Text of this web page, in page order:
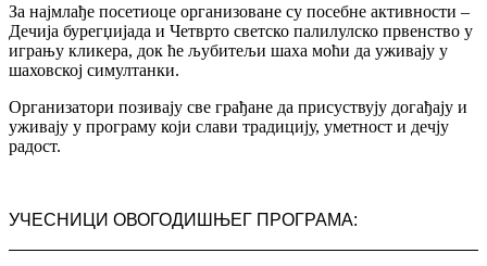
За најмлађе посетиоце организоване су посебне активности –
Дечија бурегџијада и Четврто светско палилулско првенство у
игрању кликера, док ће љубитељи шаха моћи да уживају у
шаховској симултанки.
Организатори позивају све грађане да присуствују догађају и
уживају у програму који слави традицију, уметност и дечју
радост.
УЧЕСНИЦИ ОВОГОДИШЊЕГ ПРОГРАМА: